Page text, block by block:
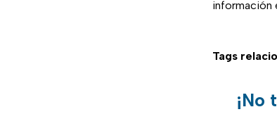
información
Tags
¡No